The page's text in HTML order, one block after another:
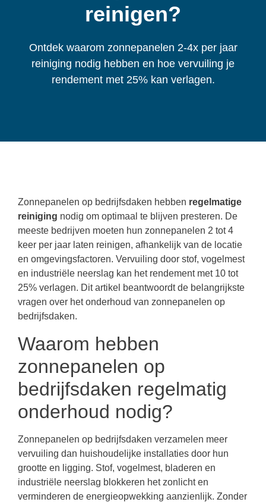
reinigen?
Ontdek waarom zonnepanelen 2-4x per jaar
reiniging nodig hebben en hoe vervuiling je
rendement met 25% kan verlagen.
Zonnepanelen op bedrijfsdaken hebben regelmatige
reiniging nodig om optimaal te blijven presteren. De
meeste bedrijven moeten hun zonnepanelen 2 tot 4
keer per jaar laten reinigen, afhankelijk van de locatie
en omgevingsfactoren. Vervuiling door stof, vogelmest
en industriële neerslag kan het rendement met 10 tot
25% verlagen. Dit artikel beantwoordt de belangrijkste
vragen over het onderhoud van zonnepanelen op
bedrijfsdaken.
Waarom hebben
zonnepanelen op
bedrijfsdaken regelmatig
onderhoud nodig?
Zonnepanelen op bedrijfsdaken verzamelen meer
vervuiling dan huishoudelijke installaties door hun
grootte en ligging. Stof, vogelmest, bladeren en
industriële neerslag blokkeren het zonlicht en
verminderen de energieopwekking aanzienlijk. Zonder